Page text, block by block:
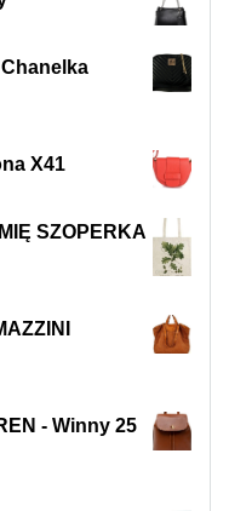
X41
SZOPERKA
- Winny 25